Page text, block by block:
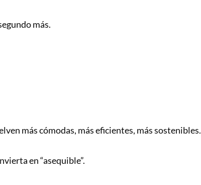
más.
más cómodas, más eficientes, más sostenibles.
en “asequible”.